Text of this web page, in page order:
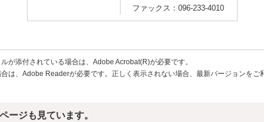
ファックス：096-233-4010
が添付されている場合は、Adobe Acrobat(R)が必要です。
は、Adobe Readerが必要です。正しく表示されない場合、最新バージョンをご
ージも見ています。